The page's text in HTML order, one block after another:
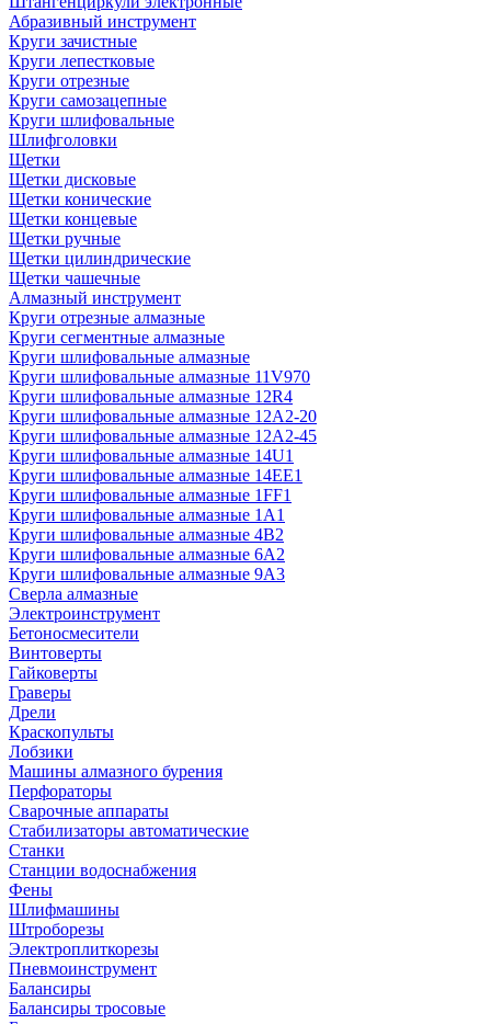
Абразивный инструмент
Круги зачистные
Круги лепестковые
Круги отрезные
Круги самозацепные
Круги шлифовальные
Шлифголовки
Щетки
Щетки дисковые
Щетки конические
Щетки концевые
Щетки ручные
Щетки цилиндрические
Щетки чашечные
Алмазный инструмент
Круги отрезные алмазные
Круги сегментные алмазные
Круги шлифовальные алмазные
Круги шлифовальные алмазные 11V970
Круги шлифовальные алмазные 12R4
Круги шлифовальные алмазные 12А2-20
Круги шлифовальные алмазные 12А2-45
Круги шлифовальные алмазные 14U1
Круги шлифовальные алмазные 14ЕЕ1
Круги шлифовальные алмазные 1FF1
Круги шлифовальные алмазные 1А1
Круги шлифовальные алмазные 4В2
Круги шлифовальные алмазные 6A2
Круги шлифовальные алмазные 9А3
Сверла алмазные
Электроинструмент
Бетоносмесители
Винтоверты
Гайковерты
Граверы
Дрели
Краскопульты
Лобзики
Машины алмазного бурения
Перфораторы
Сварочные аппараты
Стабилизаторы автоматические
Станки
Станции водоснабжения
Фены
Шлифмашины
Штроборезы
Электроплиткорезы
Пневмоинструмент
Балансиры
Балансиры тросовые